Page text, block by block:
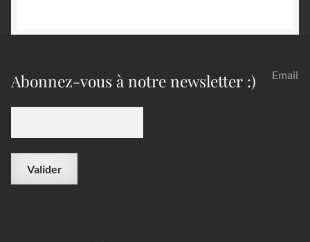
Abonnez-vous à notre newsletter :) Email